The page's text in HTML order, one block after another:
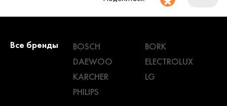
Все бренды BOSCH
BORK
DAEWOO
ELECTROLUX
KARCHER
LG
PHILIPS